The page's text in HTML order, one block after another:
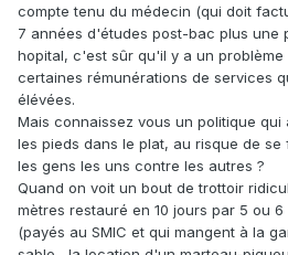
compte tenu du médecin (qui doit
7 années d'études post-bac plus une
hopital, c'est sûr qu'il y a un
certaines rémunérations de services
élévées.
Mais connaissez vous un politique
les pieds dans le plat, au risque de
les gens les uns contre les autres ?
Quand on voit un bout de trottoir
mètres restauré en 10 jours par 5 ou
(payés au SMIC et qui mangent à la